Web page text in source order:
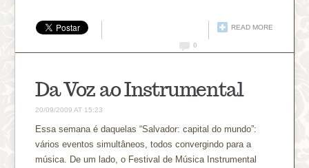
READ MORE
0
Da Voz ao Instrumental
20/09/2009 AT 15:23
Essa semana é daquelas “Salvador: capital do mundo”:
vários eventos simultâneos, todos convergindo para a
música. De um lado, o Festival de Música Instrumental